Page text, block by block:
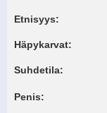
Etnisyys:
Häpykarvat:
Suhdetila:
Penis: